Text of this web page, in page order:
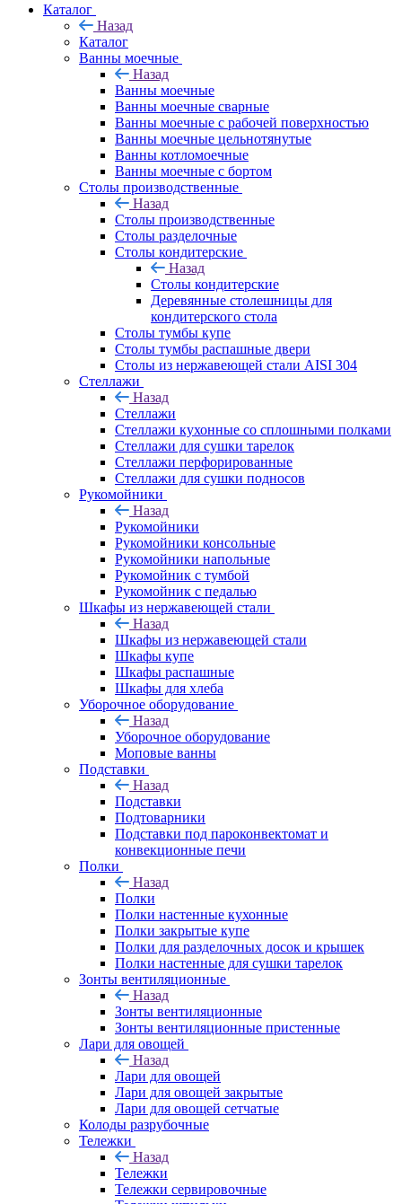
Каталог
Назад
Каталог
Ванны моечные
Назад
Ванны моечные
Ванны моечные сварные
Ванны моечные с рабочей поверхностью
Ванны моечные цельнотянутые
Ванны котломоечные
Ванны моечные с бортом
Столы производственные
Назад
Столы производственные
Столы разделочные
Столы кондитерские
Назад
Столы кондитерские
Деревянные столешницы для
кондитерского стола
Столы тумбы купе
Столы тумбы распашные двери
Столы из нержавеющей стали AISI 304
Стеллажи
Назад
Стеллажи
Стеллажи кухонные со сплошными полками
Стеллажи для сушки тарелок
Стеллажи перфорированные
Стеллажи для сушки подносов
Рукомойники
Назад
Рукомойники
Рукомойники консольные
Рукомойники напольные
Рукомойник с тумбой
Рукомойник с педалью
Шкафы из нержавеющей стали
Назад
Шкафы из нержавеющей стали
Шкафы купе
Шкафы распашные
Шкафы для хлеба
Уборочное оборудование
Назад
Уборочное оборудование
Моповые ванны
Подставки
Назад
Подставки
Подтоварники
Подставки под пароконвектомат и
конвекционные печи
Полки
Назад
Полки
Полки настенные кухонные
Полки закрытые купе
Полки для разделочных досок и крышек
Полки настенные для сушки тарелок
Зонты вентиляционные
Назад
Зонты вентиляционные
Зонты вентиляционные пристенные
Лари для овощей
Назад
Лари для овощей
Лари для овощей закрытые
Лари для овощей сетчатые
Колоды разрубочные
Тележки
Назад
Тележки
Тележки сервировочные